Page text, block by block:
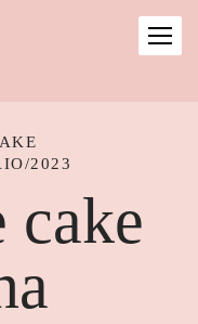
2023
cake